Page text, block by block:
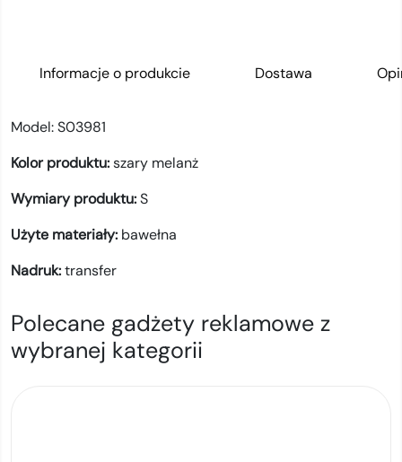
Informacje o produkcie Dostawa
Model:S03981
Kolor produktu:szary melanż
Wymiary produktu:S
Użyte materiały: bawełna
Nadruk:transfer
Polecane gadżety reklamowe z
wybranej kategorii